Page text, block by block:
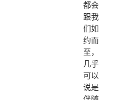
都会
跟我
们如
约而
至，
几乎
可以
说是